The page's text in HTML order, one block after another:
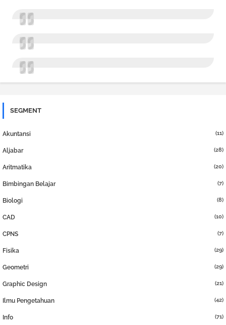
SEGMENT
Akuntansi (11)
Aljabar (28)
Aritmatika (20)
Bimbingan Belajar (7)
Biologi (8)
CAD (10)
CPNS (7)
Fisika (29)
Geometri (29)
Graphic Design (21)
Ilmu Pengetahuan (42)
Info (71)